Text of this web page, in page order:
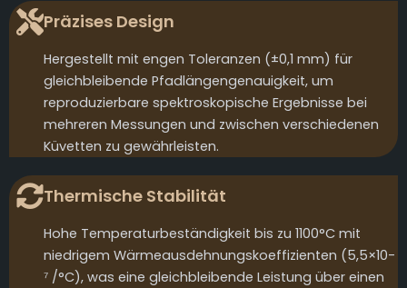
Präzises Design
Hergestellt mit engen Toleranzen (±0,1 mm) für
gleichbleibende Pfadlängengenauigkeit, um
reproduzierbare spektroskopische Ergebnisse bei
mehreren Messungen und zwischen verschiedenen
Küvetten zu gewährleisten.
Thermische Stabilität
Hohe Temperaturbeständigkeit bis zu 1100°C mit
niedrigem Wärmeausdehnungskoeffizienten (5,5×10-
⁷ /°C), was eine gleichbleibende Leistung über einen